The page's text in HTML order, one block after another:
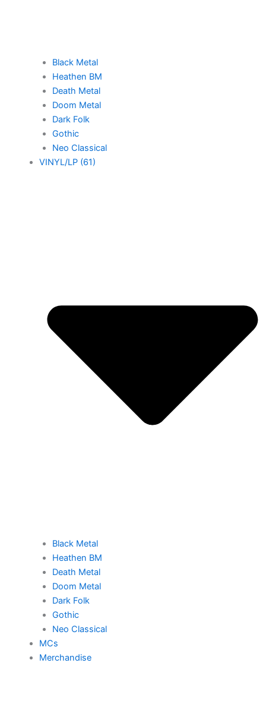
Black Metal
Heathen BM
Death Metal
Doom Metal
Dark Folk
Gothic
Neo Classical
VINYL/LP (61)
Black Metal
Heathen BM
Death Metal
Doom Metal
Dark Folk
Gothic
Neo Classical
MCs
Merchandise